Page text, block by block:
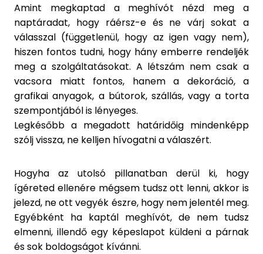
Amint megkaptad a meghívót nézd meg a
naptáradat, hogy ráérsz-e és ne várj sokat a
válasszal (függetlenül, hogy az igen vagy nem),
hiszen fontos tudni, hogy hány emberre rendeljék
meg a szolgáltatásokat. A létszám nem csak a
vacsora miatt fontos, hanem a dekoráció, a
grafikai anyagok, a bútorok, szállás, vagy a torta
szempontjából is lényeges.
Legkésőbb a megadott határidőig mindenképp
szólj vissza, ne kelljen hívogatni a válaszért.
Hogyha az utolsó pillanatban derül ki, hogy
ígéreted ellenére mégsem tudsz ott lenni, akkor is
jelezd, ne ott vegyék észre, hogy nem jelentél meg.
Egyébként ha kaptál meghívót, de nem tudsz
elmenni, illendő egy képeslapot küldeni a párnak
és sok boldogságot kívánni.